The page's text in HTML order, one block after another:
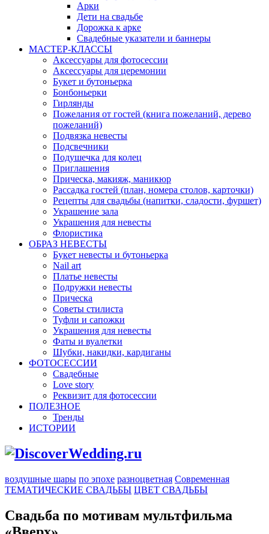
Арки
Дети на свадьбе
Дорожка к арке
Свадебные указатели и баннеры
МАСТЕР-КЛАССЫ
Аксессуары для фотосессии
Аксессуары для церемонии
Букет и бутоньерка
Бонбоньерки
Гирлянды
Пожелания от гостей (книга пожеланий, дерево
пожеланий)
Подвязка невесты
Подсвечники
Подушечка для колец
Приглашения
Прическа, макияж, маникюр
Рассадка гостей (план, номера столов, карточки)
Рецепты для свадьбы (напитки, сладости, фуршет)
Украшение зала
Украшения для невесты
Флористика
ОБРАЗ НЕВЕСТЫ
Букет невесты и бутоньерка
Nail art
Платье невесты
Подружки невесты
Прическа
Советы стилиста
Туфли и сапожки
Украшения для невесты
Фаты и вуалетки
Шубки, накидки, кардиганы
ФОТОСЕССИИ
Свадебные
Love story
Реквизит для фотосессии
ПОЛЕЗНОЕ
Тренды
ИСТОРИИ
воздушные шары по эпохе разноцветная Современная
ТЕМАТИЧЕСКИЕ СВАДЬБЫ ЦВЕТ СВАДЬБЫ
Свадьба по мотивам мультфильма